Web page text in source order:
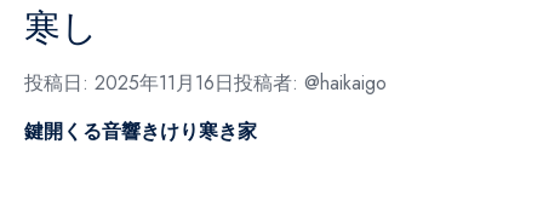
寒し
投稿日: 2025年11月16日投稿者: @haikaigo
鍵開くる音響きけり寒き家